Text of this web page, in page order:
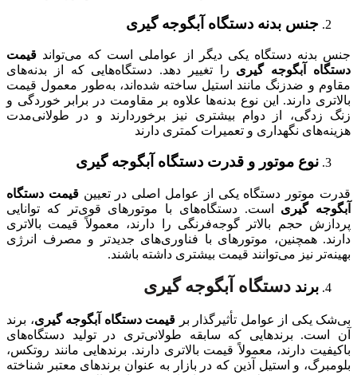
جنس بدنه دستگاه آبگوجه گیری
جنس بدنه دستگاه یکی دیگر از عواملی است که می‌تواند قیمت
دستگاه آبگوجه گیری را تغییر دهد. دستگاه‌هایی که از بدنه‌های
مقاوم و ضدزنگ مانند استیل ساخته شده‌اند، به‌طور معمول قیمت
بالاتری دارند. این نوع بدنه‌ها علاوه بر مقاومت در برابر خوردگی و
زنگ زدگی، از دوام بیشتری نیز برخوردارند و در طولانی‌مدت
هزینه‌های نگهداری و تعمیرات کمتری دارند
نوع موتور و قدرت دستگاه آبگوجه گیری
قدرت موتور دستگاه یکی از عوامل اصلی در تعیینقیمت دستگاه
آبگوجه گیری است. دستگاه‌های با موتورهای قوی‌تر که توانایی
پردازش حجم بالاتر گوجه‌فرنگی را دارند، معمولاً قیمت بالاتری
دارند. همچنین، موتورهای با فناوری‌های جدیدتر و مصرف انرژی
بهینه‌تر نیز می‌توانند قیمت بیشتری داشته باشند.
برند دستگاه آبگوجه گیری
بی‌شک یکی از عوامل تأثیرگذار بر قیمت دستگاه آبگوجه گیری، برند
آن است. برندهایی که سابقه طولانی‌تری در تولید دستگاه‌های
باکیفیت دارند، معمولاً قیمت بالاتری دارند. برندهایی مانند روتکس،
بلومبرگ، و استیل آذین که در بازار به عنوان برندهای معتبر شناخته